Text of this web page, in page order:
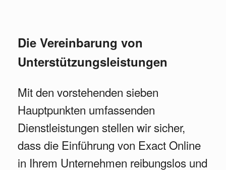
Die Vereinbarung von
Unterstützungsleistungen
Mit den vorstehenden sieben
Hauptpunkten umfassenden
Dienstleistungen stellen wir sicher,
dass die Einführung von Exact Online
in Ihrem Unternehmen reibungslos und